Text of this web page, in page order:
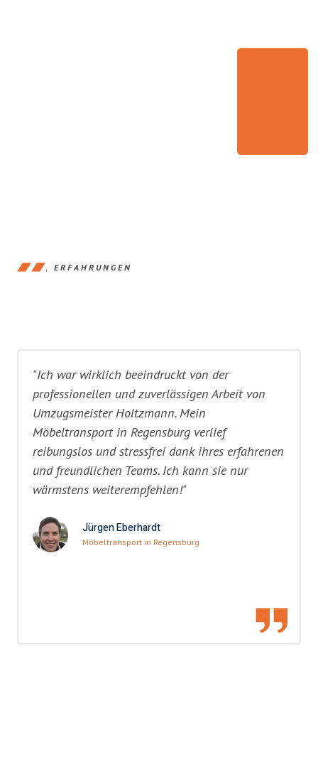
ERFAHRUNGEN
"Ich war wirklich beeindruckt von der
professionellen und zuverlässigen Arbeit von
Umzugsmeister Holtzmann. Mein
Möbeltransport in Regensburg verlief
reibungslos und stressfrei dank ihres erfahrenen
und freundlichen Teams. Ich kann sie nur
wärmstens weiterempfehlen!"
Jürgen Eberhardt
Möbeltransport in Regensburg